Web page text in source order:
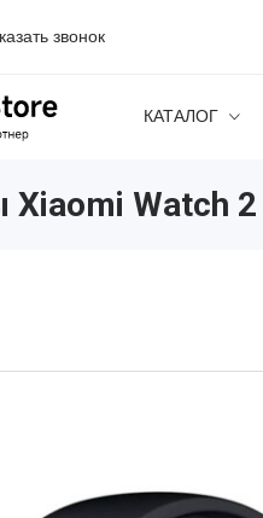
звонок
КАТАЛОГ
Watch 2